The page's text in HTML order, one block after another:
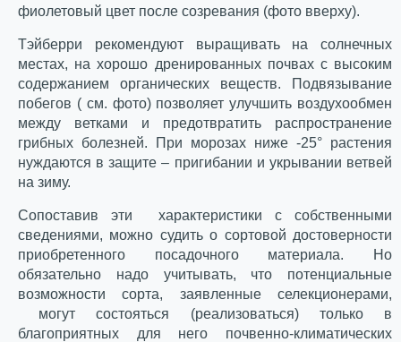
фиолетовый цвет после созревания (фото вверху).
Тэйберри рекомендуют выращивать на солнечных
местах, на хорошо дренированных почвах с высоким
содержанием органических веществ. Подвязывание
побегов ( см. фото) позволяет улучшить воздухообмен
между ветками и предотвратить распространение
грибных болезней. При морозах ниже -25° растения
нуждаются в защите – пригибании и укрывании ветвей
на зиму.
Сопоставив эти характеристики с собственными
сведениями, можно судить о сортовой достоверности
приобретенного посадочного материала. Но
обязательно надо учитывать, что потенциальные
возможности сорта, заявленные селекционерами,
могут состояться (реализоваться) только в
благоприятных для него почвенно-климатических